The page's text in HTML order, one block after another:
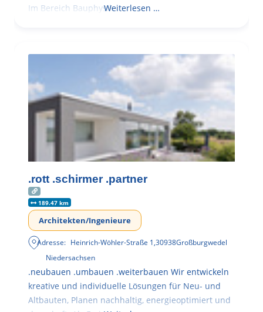
Im Bereich BauphysikWeiterlesen …
.rott .schirmer .partner
189.47 km
Architekten/Ingenieure
Adresse: Heinrich-Wöhler-Straße 1,30938Großburgwedel
Niedersachsen
.neubauen .umbauen .weiterbauen Wir entwickeln
kreative und individuelle Lösungen für Neu- und
Altbauten, Planen nachhaltig, energieoptimiert und